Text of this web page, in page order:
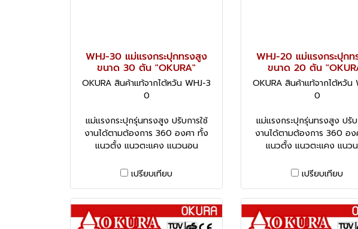
WHJ-30 แม่แรงกระปุกทรงสูง
ขนาด 30 ตัน "OKURA"
OKURA สินค้าแท้จากไต้หวัน WHJ-3
0
แม่แรงกระปุกรุ่นทรงสูง ปรับการใช้
งานได้ตามต้องการ 360 องศา ทั้ง
แนวตั้ง แนวตะแคง แนวนอน
เปรียบเทียบ
WHJ-20 แม่แรงกระปุก
ขนาด 20 ตัน
OKURA สินค้าแท้จากไต้หวัน
0
แม่แรงกระปุกรุ่นทรงสูง ปรับ
งานได้ตามต้องการ 360 อ
แนวตั้ง แนวตะแคง แนว
เปรียบเทียบ